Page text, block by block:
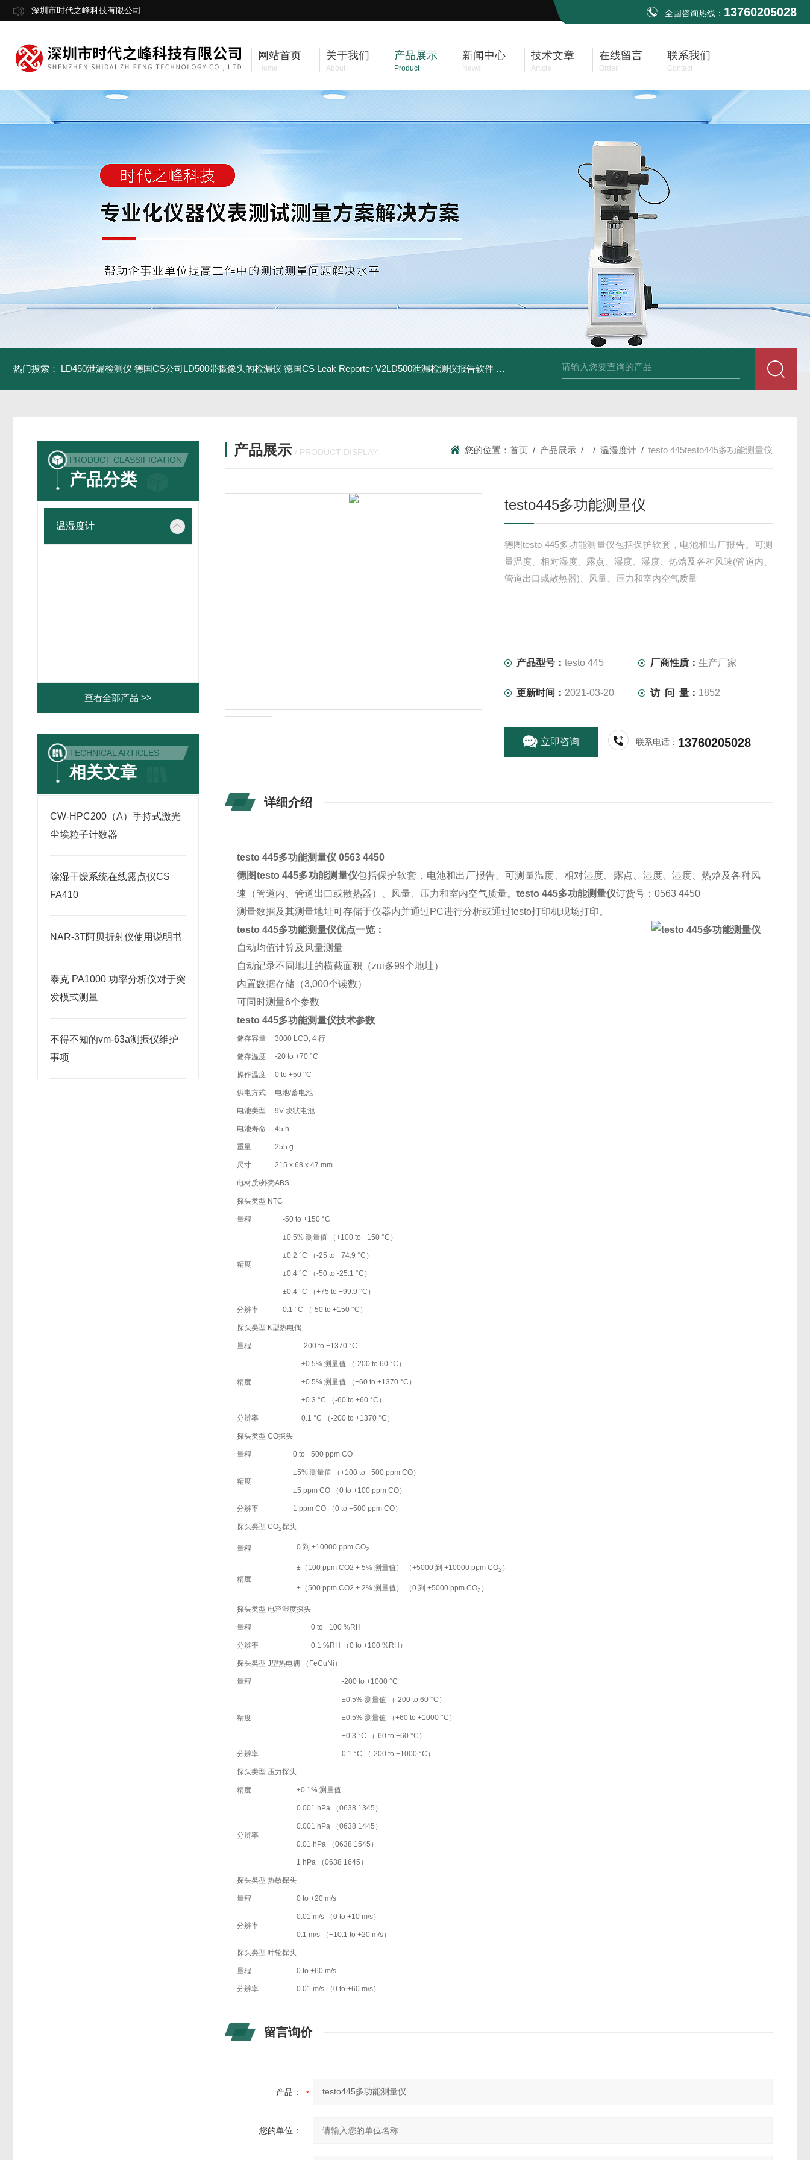
深圳市时代之峰科技有限公司 全国咨询热线： 13760205028
网站首页
Home
关于我们
About
产品展示
Product
新闻中心
News
技术文章
Article
在线留言
Order
联系我们
Contact
热门搜索： LD450泄漏检测仪 德国CS公司LD500带摄像头的检漏仪 德国CS Leak Reporter V2LD500泄漏检测仪报告软件 UltraCam LD500德国CS公司声学泄漏摄像机检测仪 德国美翠Metrel MI2088
PRODUCT CLASSIFICATION
产品分类
温湿度计
查看全部产品 >>
TECHNICAL ARTICLES
相关文章
CW-HPC200（A）手持式激光
尘埃粒子计数器
除湿干燥系统在线露点仪CS
FA410
NAR-3T阿贝折射仪使用说明书
泰克 PA1000 功率分析仪对于突
发模式测量
不得不知的vm-63a测振仪维护
事项
产品展示 / PRODUCT DISPLAY 您的位置： 首页 / 产品展示 / / 温湿度计 / testo 445testo445多功能测量仪
testo445多功能测量仪
德图testo 445多功能测量仪包括保护软套，电池和出厂报告。可测
量温度、相对湿度、露点、湿度、湿度、热焓及各种风速(管道内、
管道出口或散热器)、风量、压力和室内空气质量
产品型号： testo 445 厂商性质：生产厂家
更新时间： 2021-03-20 访 问 量： 1852
立即咨询 联系电话： 13760205028
详细介绍
testo 445多功能测量仪 0563 4450
德图testo 445多功能测量仪包括保护软套，电池和出厂报告。可测量温度、相对湿度、露点、湿度、湿度、热焓及各种风
速（管道内、管道出口或散热器）、风量、压力和室内空气质量。testo 445多功能测量仪订货号：0563 4450
测量数据及其测量地址可存储于仪器内并通过PC进行分析或通过testo打印机现场打印。
testo 445多功能测量仪优点一览：
自动均值计算及风量测量
自动记录不同地址的横截面积（zui多99个地址）
内置数据存储（3,000个读数）
可同时测量6个参数
testo 445多功能测量仪技术参数
储存容量 3000 LCD, 4 行
储存温度 -20 to +70 °C
操作温度 0 to +50 °C
供电方式 电池/蓄电池
电池类型 9V 块状电池
电池寿命 45 h
重量 255 g
尺寸 215 x 68 x 47 mm
电材质/外壳ABS
探头类型 NTC
量程 -50 to +150 °C
精度
±0.5% 测量值 （+100 to +150 °C）
±0.2 °C （-25 to +74.9 °C）
±0.4 °C （-50 to -25.1 °C）
±0.4 °C （+75 to +99.9 °C）
分辨率 0.1 °C （-50 to +150 °C）
探头类型 K型热电偶
量程 -200 to +1370 °C
精度
±0.5% 测量值 （-200 to ­60 °C）
±0.5% 测量值 （+60 to +1370 °C）
±0.3 °C （-60 to +60 °C）
分辨率 0.1 °C （-200 to +1370 °C）
探头类型 CO探头
量程 0 to +500 ppm CO
精度
±5% 测量值 （+100 to +500 ppm CO）
±5 ppm CO （0 to +100 ppm CO）
分辨率 1 ppm CO （0 to +500 ppm CO）
探头类型 CO2探头
量程 0 到 +10000 ppm CO2
精度
±（100 ppm CO2 + 5% 测量值） （+5000 到 +10000 ppm CO2 ）
±（500 ppm CO2 + 2% 测量值） （0 到 +5000 ppm CO2 ）
探头类型 电容湿度探头
量程 0 to +100 %RH
分辨率 0.1 %RH （0 to +100 %RH）
探头类型 J型热电偶 （FeCuNi）
量程 -200 to +1000 °C
精度
±0.5% 测量值 （-200 to ­60 °C）
±0.5% 测量值 （+60 to +1000 °C）
±0.3 °C （-60 to +60 °C）
分辨率 0.1 °C （-200 to +1000 °C）
探头类型 压力探头
精度 ±0.1% 测量值
分辨率
0.001 hPa （0638 1345）
0.001 hPa （0638 1445）
0.01 hPa （0638 1545）
1 hPa （0638 1645）
探头类型 热敏探头
量程 0 to +20 m/s
分辨率
0.01 m/s （0 to +10 m/s）
0.1 m/s （+10.1 to +20 m/s）
探头类型 叶轮探头
量程 0 to +60 m/s
分辨率 0.01 m/s （0 to +60 m/s）
留言询价
产品：
您的单位：